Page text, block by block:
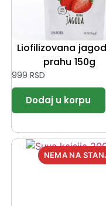
Liofilizovana
prahu 150g
999 RSD